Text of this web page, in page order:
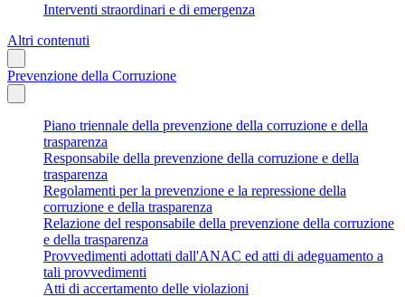
Interventi straordinari e di emergenza
Altri contenuti
Prevenzione della Corruzione
Piano triennale della prevenzione della corruzione e della
trasparenza
Responsabile della prevenzione della corruzione e della
trasparenza
Regolamenti per la prevenzione e la repressione della
corruzione e della trasparenza
Relazione del responsabile della prevenzione della corruzione
e della trasparenza
Provvedimenti adottati dall'ANAC ed atti di adeguamento a
tali provvedimenti
Atti di accertamento delle violazioni